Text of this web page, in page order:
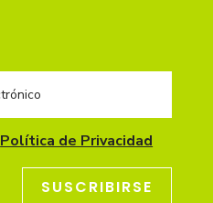
Política de Privacidad
SUSCRIBIRSE